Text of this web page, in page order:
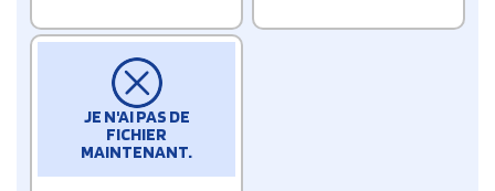
JE N'AI PAS DE
FICHIER
MAINTENANT.